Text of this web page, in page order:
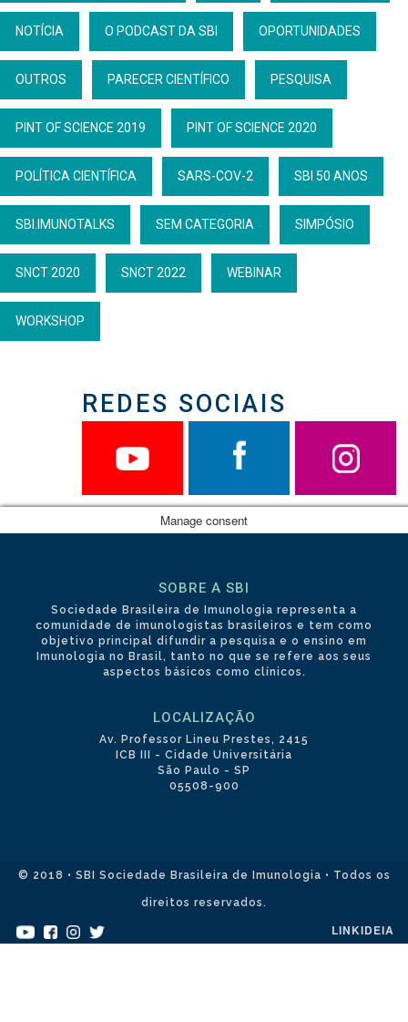
NOTÍCIA O PODCAST DA SBI OPORTUNIDADES
OUTROS PARECER CIENTÍFICO PESQUISA
PINT OF SCIENCE 2019 PINT OF SCIENCE 2020
POLÍTICA CIENTÍFICA SARS-COV-2 SBI 50 ANOS
SBI.IMUNOTALKS SEM CATEGORIA SIMPÓSIO
SNCT 2020 SNCT 2022 WEBINAR
WORKSHOP
REDES SOCIAIS
SOBRE A SBI
Sociedade Brasileira de Imunologia representa a
comunidade de imunologistas brasileiros e tem como
objetivo principal difundir a pesquisa e o ensino em
Imunologia no Brasil, tanto no que se refere aos seus
aspectos básicos como clínicos.
LOCALIZAÇÃO
Av. Professor Lineu Prestes, 2415
ICB III - Cidade Universitária
São Paulo - SP
05508-900
© 2018 • SBI Sociedade Brasileira de Imunologia • Todos os
direitos reservados.
LINKIDEIA
Manage consent